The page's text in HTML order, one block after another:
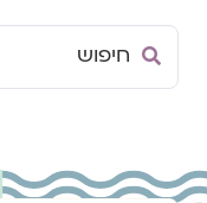
Search